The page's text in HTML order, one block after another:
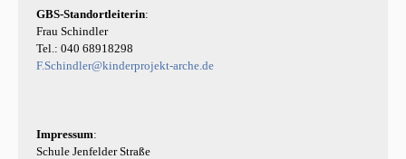
GBS-Standortleiterin:
Frau Schindler
F.Schindler@kinderprojekt-arche.de
Impressum:
Schule Jenfelder Straße